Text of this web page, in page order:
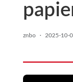
znbo · 2025-10-